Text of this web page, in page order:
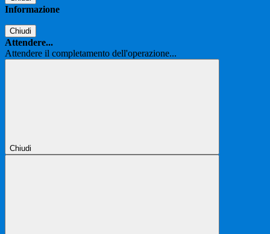
Informazione
Chiudi
Attendere...
Attendere il completamento dell'operazione...
Chiudi